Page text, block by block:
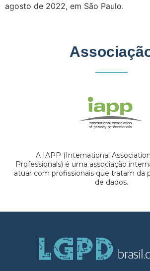
agosto de 2022, em São Paulo.
A IAPP (International
Professionals) é uma associação
atuar com profissionais que tratam da
de dados.